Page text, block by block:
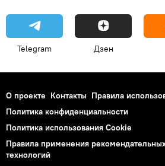
Telegram Дзен
О проекте Контакты Правила
Политика конфиденциальности
Политика использования Cookie
Правила применения
технологий